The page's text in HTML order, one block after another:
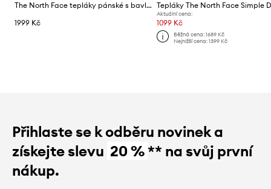
The North Face tepláky pánské s bavlnou Essential
1999 Kč
Tepláky The North Face Simple
Aktuální cena:
1099 Kč
Běžná cena: 1689 Kč
Nejnižší cena: 1399 Kč
Přihlaste se k odběru novinek a
získejte slevu 20 %** na svůj první
nákup.